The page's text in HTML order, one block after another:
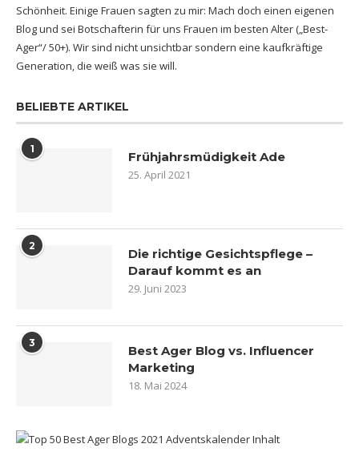
Schönheit. Einige Frauen sagten zu mir: Mach doch einen eigenen
Blog und sei Botschafterin für uns Frauen im besten Alter („Best-
Ager“/ 50+). Wir sind nicht unsichtbar sondern eine kaufkräftige
Generation, die weiß was sie will.
BELIEBTE ARTIKEL
1 Frühjahrsmüdigkeit Ade
25. April 2021
2
Die richtige Gesichtspflege –
Darauf kommt es an
29. Juni 2023
3
Best Ager Blog vs. Influencer
Marketing
18. Mai 2024